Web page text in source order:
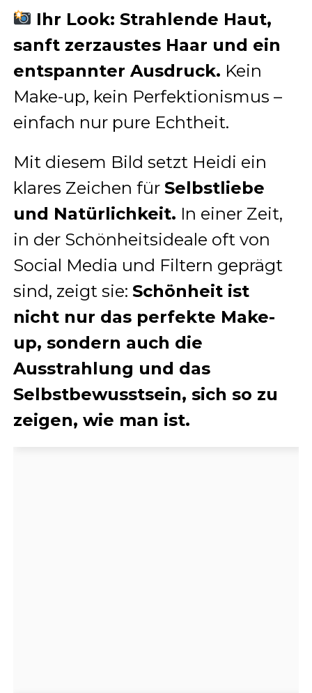
Ihr Look: Strahlende Haut,
sanft zerzaustes Haar und ein
entspannter Ausdruck. Kein
Make-up, kein Perfektionismus –
einfach nur pure Echtheit.
Mit diesem Bild setzt Heidi ein
klares Zeichen für Selbstliebe
und Natürlichkeit. In einer Zeit,
in der Schönheitsideale oft von
Social Media und Filtern geprägt
sind, zeigt sie: Schönheit ist
nicht nur das perfekte Make-
up, sondern auch die
Ausstrahlung und das
Selbstbewusstsein, sich so zu
zeigen, wie man ist.